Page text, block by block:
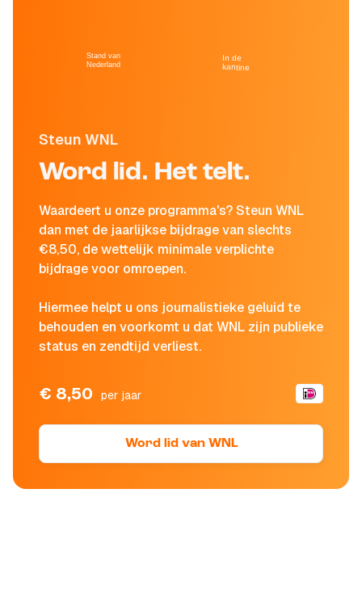
Steun WNL
Word lid. Het telt.
Waardeert u onze programma's? Steun WNL
dan met de jaarlijkse bijdrage van slechts
€8,50, de wettelijk minimale verplichte
bijdrage voor omroepen.
Hiermee helpt u ons journalistieke geluid te
behouden en voorkomt u dat WNL zijn publieke
status en zendtijd verliest.
€ 8,50 per jaar
Word lid van WNL
Stand van
Nederland
In de
kantine